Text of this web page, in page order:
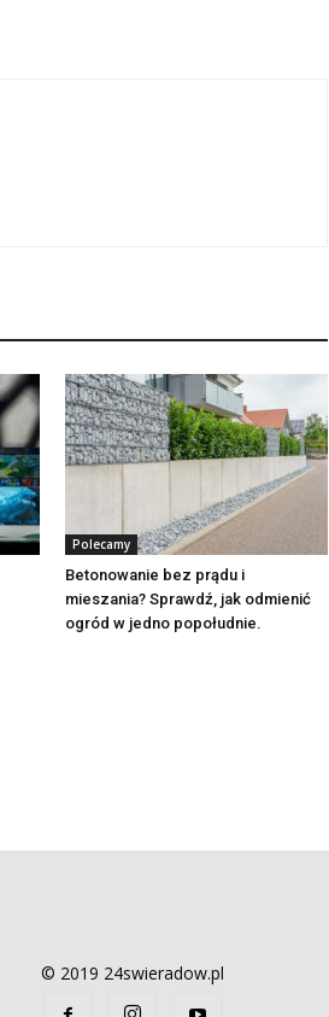
Polecamy
Betonowanie bez prądu i
mieszania? Sprawdź, jak odmienić
ogród w jedno popołudnie.
© 2019 24swieradow.pl